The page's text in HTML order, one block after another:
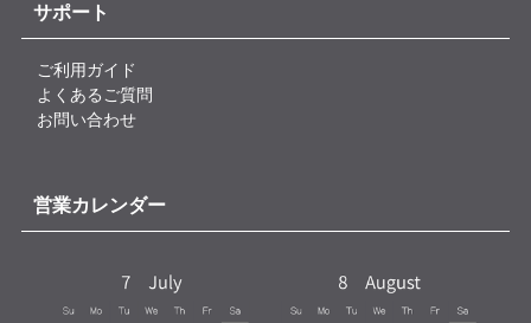
サポート
ご利用ガイド
よくあるご質問
お問い合わせ
営業カレンダー